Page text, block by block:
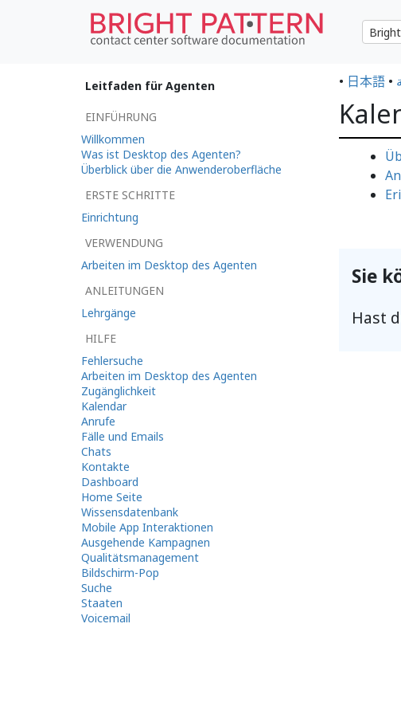
• 日本語 •
Sie
Hast
Leitfaden für Agenten
EINFÜHRUNG
Willkommen
Was ist Desktop des Agenten?
Überblick über die Anwenderoberfläche
ERSTE SCHRITTE
Einrichtung
VERWENDUNG
Arbeiten im Desktop des Agenten
ANLEITUNGEN
Lehrgänge
HILFE
Fehlersuche
Arbeiten im Desktop des Agenten
Zugänglichkeit
Kalendar
Anrufe
Fälle und Emails
Chats
Kontakte
Dashboard
Home Seite
Wissensdatenbank
Mobile App Interaktionen
Ausgehende Kampagnen
Qualitätsmanagement
Bildschirm-Pop
Suche
Staaten
Voicemail